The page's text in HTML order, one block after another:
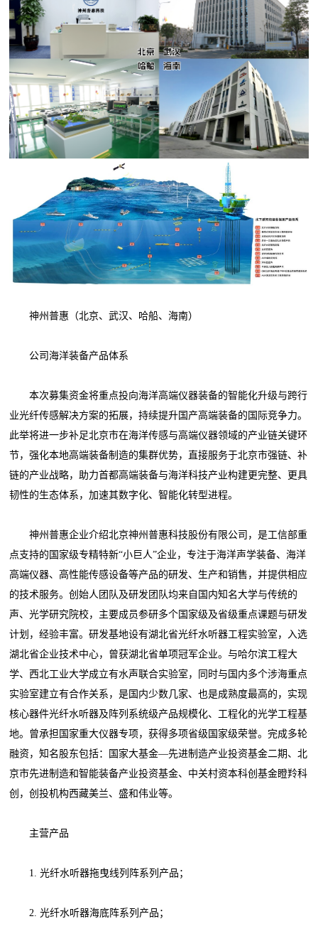
神州普惠（北京、武汉、哈船、海南）
公司海洋装备产品体系
本次募集资金将重点投向海洋高端仪器装备的智能化升级与跨行
业光纤传感解决方案的拓展，持续提升国产高端装备的国际竞争力。
此举将进一步补足北京市在海洋传感与高端仪器领域的产业链关键环
节，强化本地高端装备制造的集群优势，直接服务于北京市强链、补
链的产业战略，助力首都高端装备与海洋科技产业构建更完整、更具
韧性的生态体系，加速其数字化、智能化转型进程。
神州普惠企业介绍北京神州普惠科技股份有限公司，是工信部重
点支持的国家级专精特新“小巨人”企业，专注于海洋声学装备、海洋
高端仪器、高性能传感设备等产品的研发、生产和销售，并提供相应
的技术服务。创始人团队及研发团队均来自国内知名大学与传统的
声、光学研究院校，主要成员参研多个国家级及省级重点课题与研发
计划，经验丰富。研发基地设有湖北省光纤水听器工程实验室，入选
湖北省企业技术中心，曾获湖北省单项冠军企业。与哈尔滨工程大
学、西北工业大学成立有水声联合实验室，同时与国内多个涉海重点
实验室建立有合作关系，是国内少数几家、也是成熟度最高的，实现
核心器件光纤水听器及阵列系统级产品规模化、工程化的光学工程基
地。曾承担国家重大仪器专项，获得多项省级国家级荣誉。完成多轮
融资，知名股东包括：国家大基金—先进制造产业投资基金二期、北
京市先进制造和智能装备产业投资基金、中关村资本科创基金瞪羚科
创，创投机构西藏美兰、盛和伟业等。
主营产品
1. 光纤水听器拖曳线列阵系列产品；
2. 光纤水听器海底阵系列产品；